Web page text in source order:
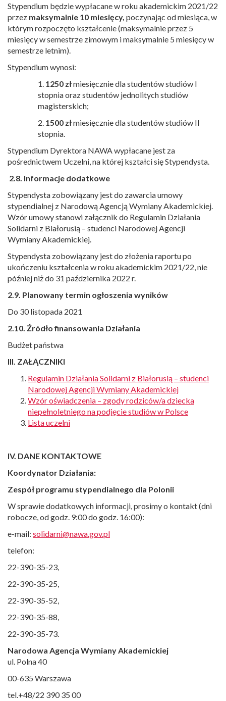
Stypendium będzie wypłacane w roku akademickim 2021/22
przez maksymalnie 10 miesięcy, poczynając od miesiąca, w
którym rozpoczęto kształcenie (maksymalnie przez 5
miesięcy w semestrze zimowym i maksymalnie 5 miesięcy w
semestrze letnim).
Stypendium wynosi:
1. 1250 złmiesięcznie dla studentów studiów I
stopnia oraz studentów jednolitych studiów
magisterskich;
2. 1500 złmiesięcznie dla studentów studiów II
stopnia.
Stypendium Dyrektora NAWA wypłacane jest za
pośrednictwem Uczelni, na której kształci się Stypendysta.
2.8. Informacje dodatkowe
Stypendysta zobowiązany jest do zawarcia umowy
stypendialnej z Narodową Agencją Wymiany Akademickiej.
Wzór umowy stanowi załącznik do Regulamin Działania
Solidarni z Białorusią – studenci Narodowej Agencji
Wymiany Akademickiej.
Stypendysta zobowiązany jest do złożenia raportu po
ukończeniu kształcenia w roku akademickim 2021/22, nie
później niż do 31 października 2022 r.
2.9. Planowany termin ogłoszenia wyników
Do 30 listopada 2021
2.10. Źródło finansowania Działania
Budżet państwa
III. ZAŁĄCZNIKI
Regulamin Działania Solidarni z Białorusią – studenci
Narodowej Agencji Wymiany Akademickiej
Wzór oświadczenia – zgody rodziców/a dziecka
niepełnoletniego na podjęcie studiów w Polsce
Lista uczelni
IV. DANE KONTAKTOWE
Koordynator Działania:
Zespół programu stypendialnego dla Polonii
W sprawie dodatkowych informacji, prosimy o kontakt (dni
robocze, od godz. 9:00 do godz. 16:00):
e-mail: solidarni@nawa.gov.pl
telefon:
22-390-35-23,
22-390-35-25,
22-390-35-52,
22-390-35-88,
22-390-35-73.
Narodowa Agencja Wymiany Akademickiej
ul. Polna 40
00-635 Warszawa
tel.+48/22 390 35 00